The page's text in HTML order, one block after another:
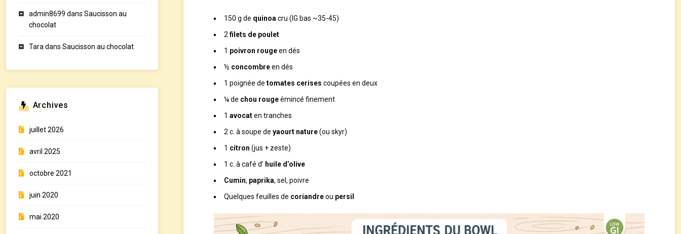
150 g de quinoa cru (IG bas ~35-45)
2filets de poulet
1 poivron rougeen dés
½ concombreen dés
1 poignée de tomates cerises coupées en deux
¼ de chou rougeémincé finement
1 avocaten tranches
2 c. à soupe de yaourt nature(ou skyr)
1 citron (jus + zeste)
1 c. à café d’ huile d’olive
Cumin, paprika, sel, poivre
Quelques feuilles de coriandreou persil
admin8699 dans Saucisson au
chocolat
Tara dans Saucisson au chocolat
Archives
juillet 2026
avril 2025
octobre 2021
juin 2020
mai 2020